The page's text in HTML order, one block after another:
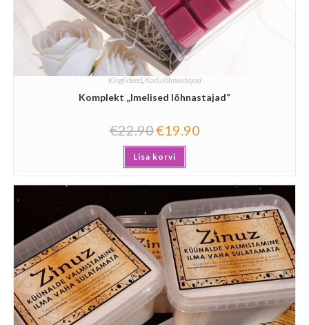
Kingiideed, Kodulõhnastajad
Komplekt „Imelised lõhnastajad“
€22.90€19.90
Lisa korvi